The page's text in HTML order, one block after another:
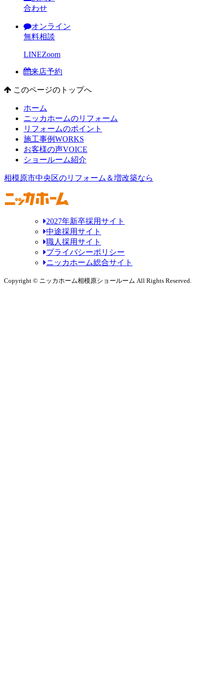
合わせ
オンライン
無料相談
LINEZoom
来店予約
このページのトップへ
ホーム
ニッカホームのリフォーム
リフォームのポイント
施工事例WORKS
お客様の声VOICE
ショールーム紹介
相模原市中央区のリフォーム＆増改築なら
2027年新卒採用サイト
中途採用サイト
職人採用サイト
プライバシーポリシー
ニッカホーム総合サイト
Copyright © ニッカホーム相模原ショールーム All Rights Reserved.